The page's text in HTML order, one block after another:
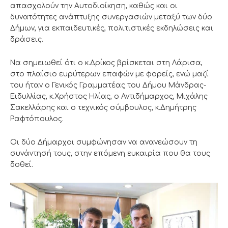
απασχολούν την Αυτοδιοίκηση, καθώς και οι
δυνατότητες ανάπτυξης συνεργασιών μεταξύ των δύο
Δήμων, για εκπαιδευτικές, πολιτιστικές εκδηλώσεις και
δράσεις.
Να σημειωθεί ότι ο κ.Δρίκος βρίσκεται στη Λάρισα,
στο πλαίσιο ευρύτερων επαφών με φορείς, ενώ μαζί
του ήταν ο Γενικός Γραμματέας του Δήμου Μάνδρας-
Ειδυλλίας, κ.Χρήστος Ηλίας, ο Αντιδήμαρχος, Μιχάλης
Σακελλάρης και ο τεχνικός σύμβουλος, κ.Δημήτρης
Ραφτόπουλος.
Οι δύο Δήμαρχοι συμφώνησαν να ανανεώσουν τη
συνάντησή τους, στην επόμενη ευκαιρία που θα τους
δοθεί.